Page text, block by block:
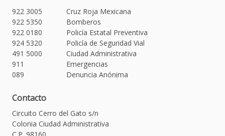
922 3005
Cruz Roja Mexicana
922 5350
Bomberos
922 0180
Policía Estatal Preventiva
924 5320
Policía de Seguridad Vial
491 5000
Ciudad Administrativa
911
Emergencias
089
Denuncia Anónima
Contacto
Circuito Cerro del Gato s/n
Colonia Ciudad Administrativa